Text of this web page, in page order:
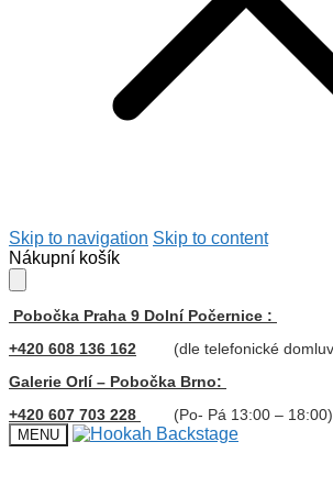
Skip to navigation Skip to content
Nákupní košík
Pobočka Praha 9 Dolní Počernice :
+420 608 136 162
(dle telefonické
Galerie Orlí – Pobočka Brno:
+420 607 703 228
(Po- Pá 13:00 – 18:00)
MENU